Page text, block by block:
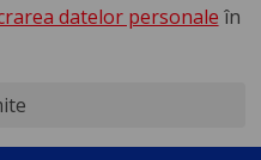
datelor personale în